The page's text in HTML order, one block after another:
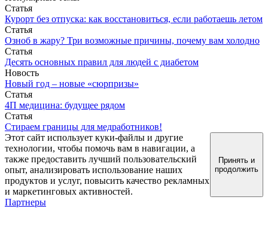
Статья
Курорт без отпуска: как восстановиться, если работаешь летом
Статья
Озноб в жару? Три возможные причины, почему вам холодно
Статья
Десять основных правил для людей с диабетом
Новость
Новый год – новые «сюрпризы»
Статья
4П медицина: будущее рядом
Статья
Стираем границы для медработников!
Этот сайт использует куки-файлы и другие
технологии, чтобы помочь вам в навигации, а
также предоставить лучший пользовательский
опыт, анализировать использование наших
продуктов и услуг, повысить качество рекламных
и маркетинговых активностей.
Принять и
продолжить
Партнеры